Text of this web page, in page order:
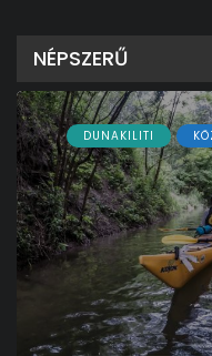
NÉPSZERŰ
DUNAKILITI